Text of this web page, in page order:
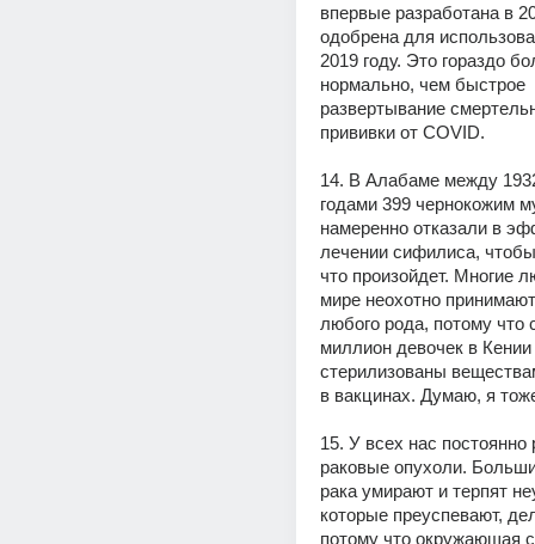
впервые разработана в
одобрена для
2019 году. Это гораздо
нормально, чем быстрое
развертывание
прививки от COVID.
14. В Алабаме между
годами 399 чернокожим
намеренно отказали в
лечении сифилиса,
что произойдет. Многие
мире неохотно
любого рода, потому что
миллион девочек в
стерилизованы
в вакцинах. Думаю, я
15. У всех нас постоянно
раковые опухоли.
рака умирают и терпят
которые преуспевают,
потому что окружающая